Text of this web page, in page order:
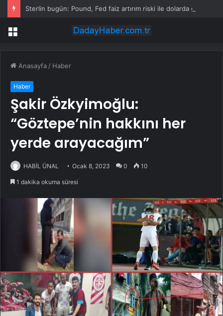
Menü
Anasayfa / Haber
Haber
Şakir Özkyimoğlu:
“Göztepe’nin hakkını her
yerde arayacağım”
HABİL ÜNAL Ocak 8, 2023 0 10
1 dakika okuma süresi